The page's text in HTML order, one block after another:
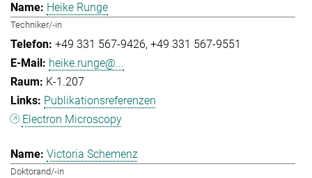
Heike Runge
Techniker/-in
+49 331 567-9426 +49 331 567-9551
heike.runge@...
K-1.207
Publikationsreferenzen
Electron Microscopy
Victoria Schemenz
Doktorand/-in